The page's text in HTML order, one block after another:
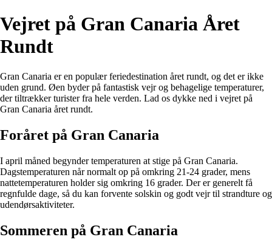
Vejret på Gran Canaria Året
Rundt
Gran Canaria er en populær feriedestination året rundt, og det er ikke
uden grund. Øen byder på fantastisk vejr og behagelige temperaturer,
der tiltrækker turister fra hele verden. Lad os dykke ned i vejret på
Gran Canaria året rundt.
Foråret på Gran Canaria
I april måned begynder temperaturen at stige på Gran Canaria.
Dagstemperaturen når normalt op på omkring 21-24 grader, mens
nattetemperaturen holder sig omkring 16 grader. Der er generelt få
regnfulde dage, så du kan forvente solskin og godt vejr til strandture og
udendørsaktiviteter.
Sommeren på Gran Canaria